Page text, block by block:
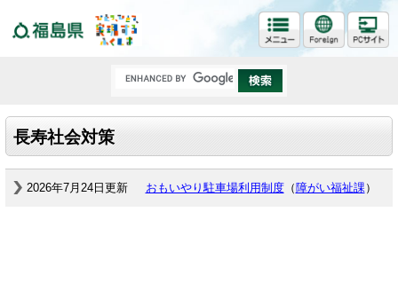
長寿社会対策
2026年7月24日更新 おもいやり駐車場利用制度（ 障がい福祉課）